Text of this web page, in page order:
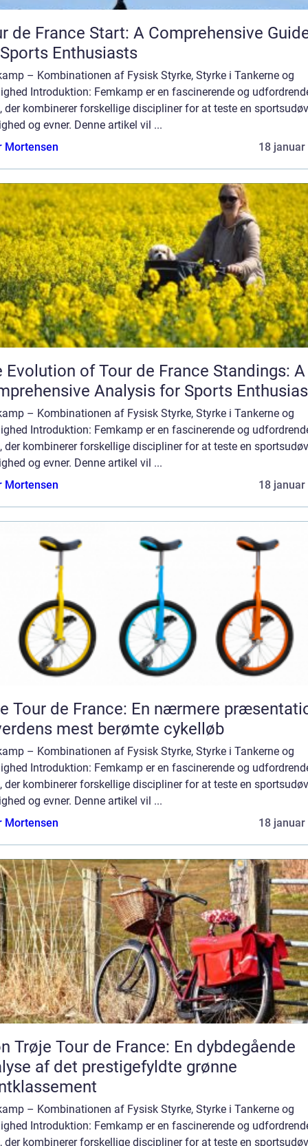
de France Start: A Comprehensive
Enthusiasts
– Kombinationen af Fysisk Styrke, Styrke i Tankerne og
Introduktion: Femkamp er en fascinerende og
der kombinerer forskellige discipliner for at teste en
og evner. Denne artikel vil ...
Mortensen
18 januar
Evolution of Tour de France Standings: A
Analysis for Sports
– Kombinationen af Fysisk Styrke, Styrke i Tankerne og
Introduktion: Femkamp er en fascinerende og
der kombinerer forskellige discipliner for at teste en
og evner. Denne artikel vil ...
Mortensen
18 januar
Tour de France: En nærmere
mest berømte cykelløb
– Kombinationen af Fysisk Styrke, Styrke i Tankerne og
Introduktion: Femkamp er en fascinerende og
der kombinerer forskellige discipliner for at teste en
og evner. Denne artikel vil ...
Mortensen
18 januar
Trøje Tour de France: En dybdegående
af det prestigefyldte grønne
– Kombinationen af Fysisk Styrke, Styrke i Tankerne og
Introduktion: Femkamp er en fascinerende og
der kombinerer forskellige discipliner for at teste en